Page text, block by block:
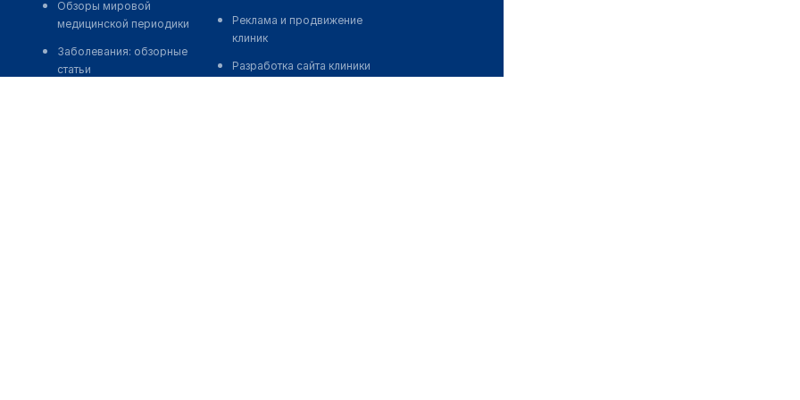
Обзоры мировой
медицинской периодики
Заболевания: обзорные
статьи
Реклама и продвижение
клиник
Разработка сайта клиники